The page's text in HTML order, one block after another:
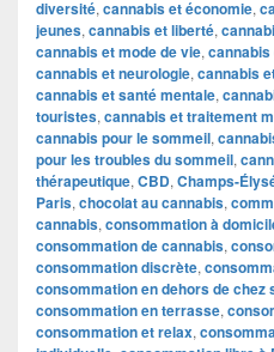
diversité, cannabis et économie,
jeunes, cannabis et liberté,
cannabis et mode de vie,
cannabis et neurologie, cannabis
cannabis et santé mentale,
touristes, cannabis et traitement
cannabis pour le sommeil,
pour les troubles du sommeil,
thérapeutique, CBD, Champs-
Paris, chocolat au cannabis,
cannabis, consommation à
consommation de cannabis,
consommation discrète,
consommation en dehors de chez
consommation en terrasse,
consommation et relax,